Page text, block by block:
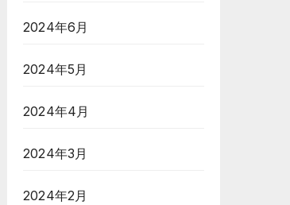
2024年6月
2024年5月
2024年4月
2024年3月
2024年2月